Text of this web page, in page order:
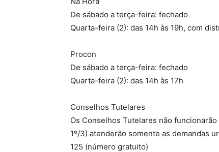
De sábado a terça-feira: fechado
Quarta-feira (2): das 14h às 19h, com
Procon
De sábado a terça-feira: fechado
Quarta-feira (2): das 14h às 17h
Conselhos Tutelares
Os Conselhos Tutelares não
1º/3) atenderão somente as demandas
125 (número gratuito)